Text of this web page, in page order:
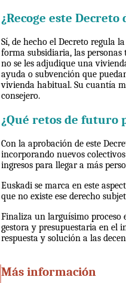
¿Recoge este
Sí, de hecho el Decreto regula
forma subsidiaria, las
no se les adjudique una
ayuda o subvención que
vivienda habitual. Su cuantía
consejero.
¿Qué retos de futuro
Con la aprobación de este
incorporando nuevos
ingresos para llegar a más
Euskadi se marca en este
que no existe ese derecho
Finaliza un larguísimo proceso
gestora y presupuestaria en el
respuesta y solución a las
Más información